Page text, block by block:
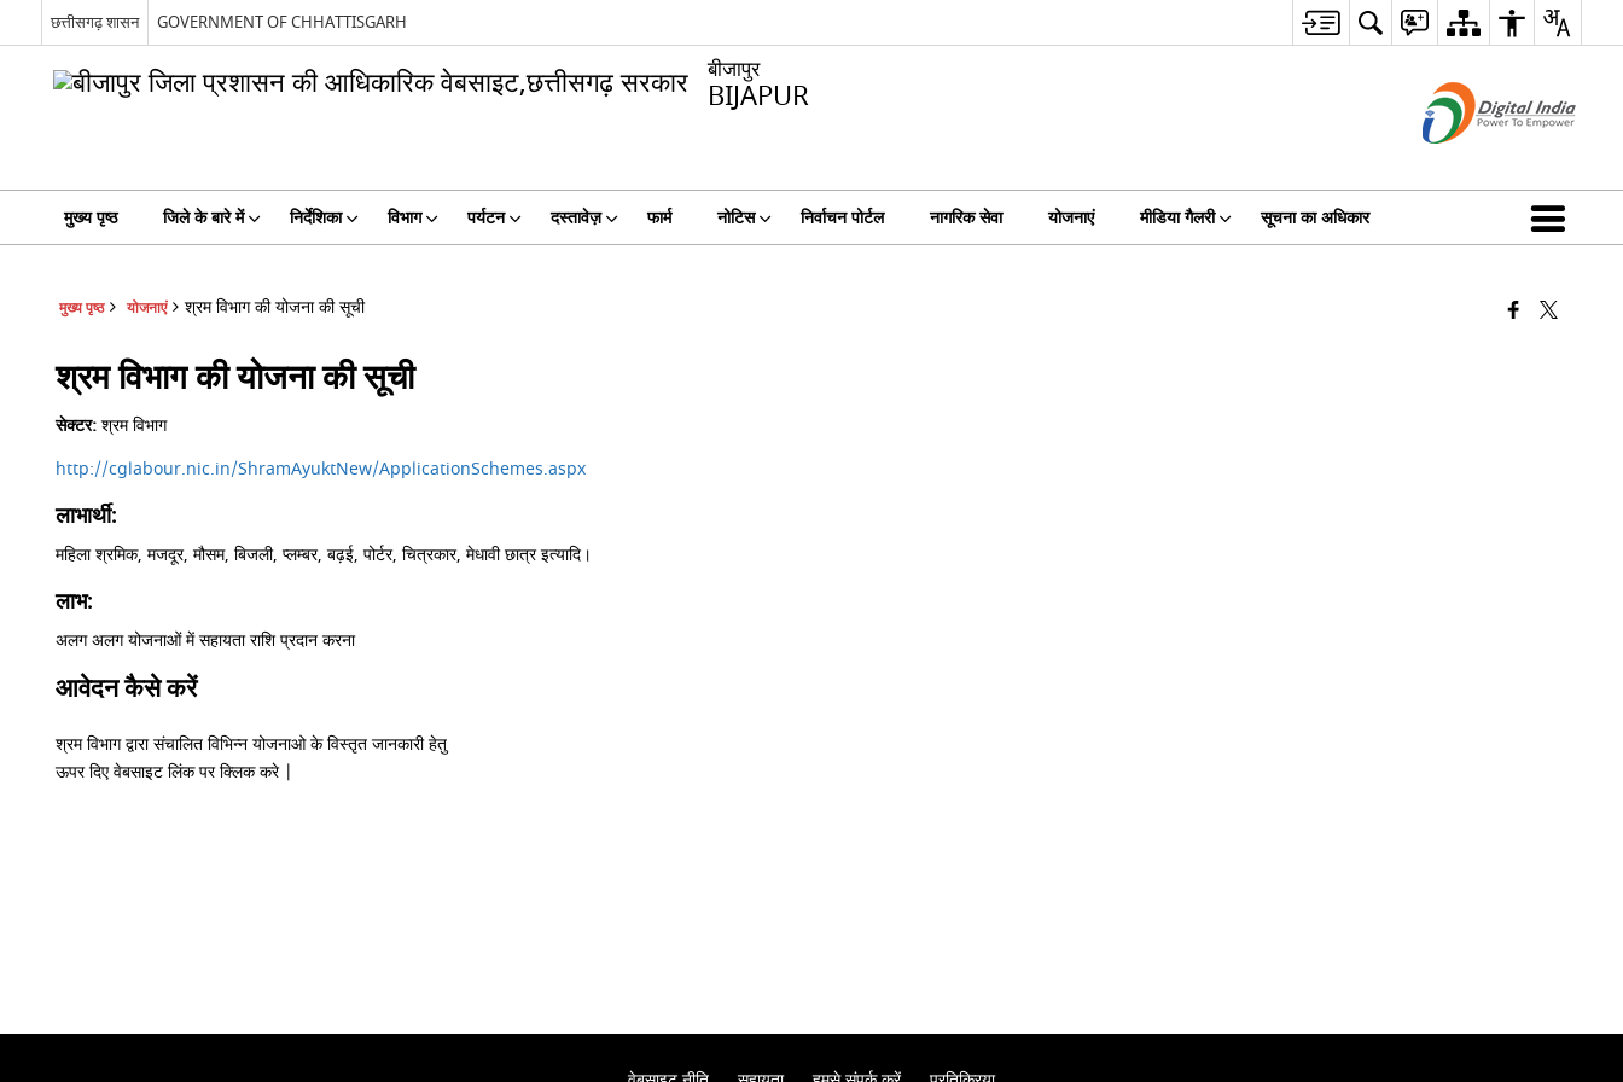
छत्तीसगढ़ शासन GOVERNMENT OF CHHATTISGARH
बीजापुर
BIJAPUR
मुख्य पृष्ठ जिले के बारे में निर्देशिका विभाग पर्यटन दस्तावेज़ फार्म नोटिस निर्वाचन पोर्टल नागरिक सेवा योजनाएं मीडिया गैलरी सूचना का अधिकार
मुख्य पृष्ठ योजनाएं श्रम विभाग की योजना की सूची
श्रम विभाग की योजना की सूची
सेक्टर:श्रम विभाग
http://cglabour.nic.in/ShramAyuktNew/ApplicationSchemes.aspx
लाभार्थी:
महिला श्रमिक, मजदूर, मौसम, बिजली, प्लम्बर, बढ़ई, पोर्टर, चित्रकार, मेधावी छात्र इत्यादि।
लाभ:
अलग अलग योजनाओं में सहायता राशि प्रदान करना
आवेदन कैसे करें
श्रम विभाग द्वारा संचालित विभिन्न योजनाओ के विस्तृत जानकारी हेतु
ऊपर दिए वेबसाइट लिंक पर क्लिक करे |